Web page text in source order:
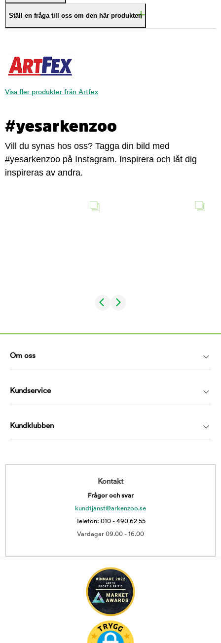
Ställ en fråga till oss om den här produkten
Visa fler produkter från Artfex
#yesarkenzoo
Vill du synas hos oss? Tagga din bild med
#yesarkenzoo på Instagram. Inspirera och låt dig
inspireras av andra.
Om oss
Kundservice
Kundklubben
Kontakt
Frågor och svar
kundtjanst@arkenzoo.se
Telefon: 010 - 490 62 55
Vardagar 09.00 - 16.00